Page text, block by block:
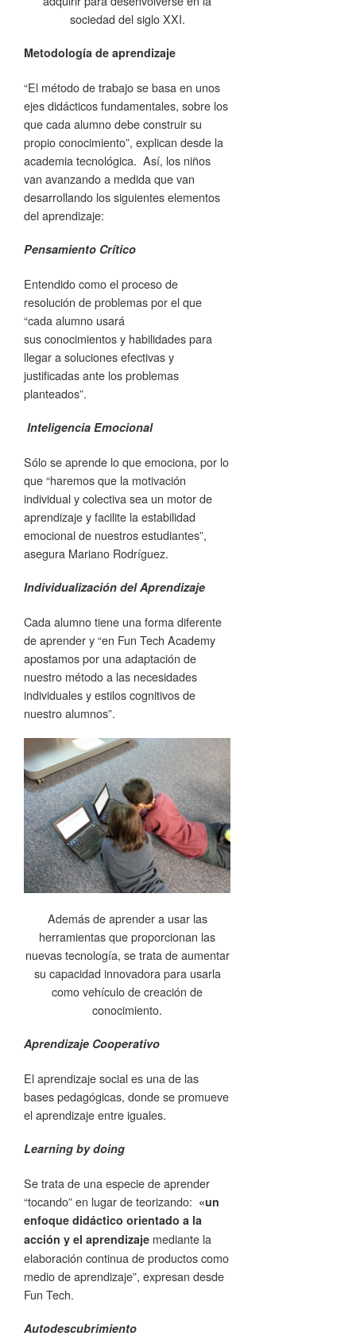
sociedad del siglo XXI.
Metodología de aprendizaje
“El método de trabajo se basa en unos
ejes didácticos fundamentales, sobre los
que cada alumno debe construir su
propio conocimiento”, explican desde la
academia tecnológica. Así, los niños
van avanzando a medida que van
desarrollando los siguientes elementos
del aprendizaje:
Pensamiento Crítico
Entendido como el proceso de
resolución de problemas por el que
“cada alumno usará
sus conocimientos y habilidades para
llegar a soluciones efectivas y
justificadas ante los problemas
planteados”.
Inteligencia Emocional
Sólo se aprende lo que emociona, por lo
que “haremos que la motivación
individual y colectiva sea un motor de
aprendizaje y facilite la estabilidad
emocional de nuestros estudiantes”,
asegura Mariano Rodríguez.
Individualización del Aprendizaje
Cada alumno tiene una forma diferente
de aprender y “en Fun Tech Academy
apostamos por una adaptación de
nuestro método a las necesidades
individuales y estilos cognitivos de
nuestro alumnos”.
Además de aprender a usar las
herramientas que proporcionan las
nuevas tecnología, se trata de aumentar
su capacidad innovadora para usarla
como vehículo de creación de
conocimiento.
Aprendizaje Cooperativo
El aprendizaje social es una de las
bases pedagógicas, donde se promueve
el aprendizaje entre iguales.
Learning by doing
Se trata de una especie de aprender
“tocando” en lugar de teorizando: «un
enfoque didáctico orientado a la
acción y el aprendizaje mediante la
elaboración continua de productos como
medio de aprendizaje”, expresan desde
Fun Tech.
Autodescubrimiento